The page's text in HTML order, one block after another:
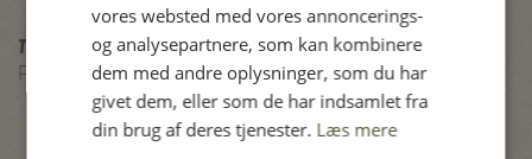
Tips:
Prøv også at lægge en skive lufttørret skinke oven på fileterne.
GERMAN
vores websted med vores annoncerings-
og analysepartnere, som kan kombinere
dem med andre oplysninger, som du har
givet dem, eller som de har indsamlet fra
din brug af deres tjenester. Læs mere